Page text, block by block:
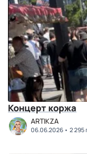
Концерт коржа
ARTIKZA
06.06.2026 2 295